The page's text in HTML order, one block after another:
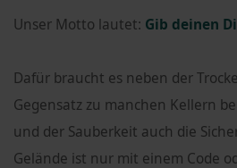
Unser Motto lautet: Gib deinen
Dafür braucht es neben der
Gegensatz zu manchen Kellern
und der Sauberkeit auch die
Gelände ist nur mit einem Code